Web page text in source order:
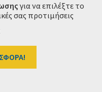
για να επιλέξτε το
σας προτιμήσεις